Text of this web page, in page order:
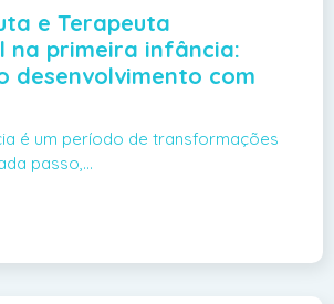
e Terapeuta
na primeira infância:
desenvolvimento com
é um período de transformações
passo,…